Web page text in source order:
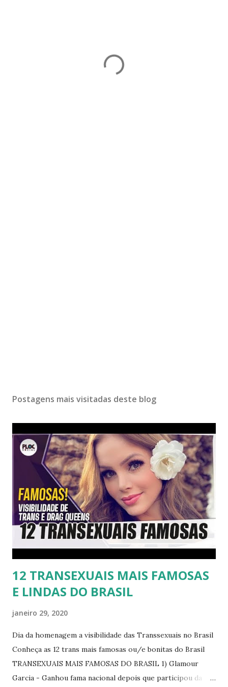
Postagens mais visitadas deste blog
12 TRANSEXUAIS MAIS FAMOSAS
E LINDAS DO BRASIL
janeiro 29, 2020
Dia da homenagem a visibilidade das Transsexuais no Brasil
Conheça as 12 trans mais famosas ou/e bonitas do Brasil
TRANSEXUAIS MAIS FAMOSAS DO BRASIL 1) Glamour
Garcia - Ganhou fama nacional depois que participou da